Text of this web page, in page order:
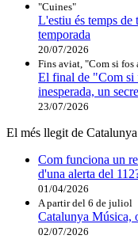
"Cuines"
L'estiu és temps de
temporada
20/07/2026
Fins aviat, "Com si fos
El final de "Com si
inesperada, un
23/07/2026
El més llegit de
Com funciona un
d'una alerta del
01/04/2026
A partir del 6 de juliol
Catalunya Música,
02/07/2026